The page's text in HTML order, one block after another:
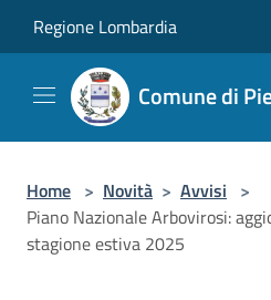
Regione Lombardia
Comune di
Home > Novità > Avvisi >
Piano Nazionale Arbovirosi:
stagione estiva 2025